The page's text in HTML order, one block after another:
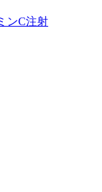
ンC注射